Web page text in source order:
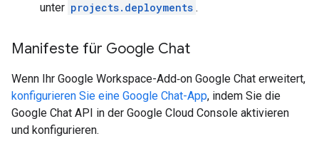
unter projects.deployments .
Manifeste für Google Chat
Wenn Ihr Google Workspace-Add‑on Google Chat erweitert,
konfigurieren Sie eine Google Chat-App, indem Sie die
Google Chat API in der Google Cloud Console aktivieren
und konfigurieren.